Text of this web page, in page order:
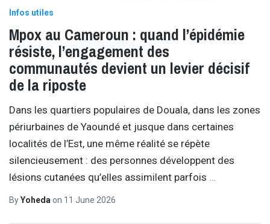
Infos utiles
Mpox au Cameroun : quand l’épidémie
résiste, l’engagement des
communautés devient un levier décisif
de la riposte
Dans les quartiers populaires de Douala, dans les zones
périurbaines de Yaoundé et jusque dans certaines
localités de l’Est, une même réalité se répète
silencieusement : des personnes développent des
lésions cutanées qu’elles assimilent parfois
ByYohedaon 11 June 2026